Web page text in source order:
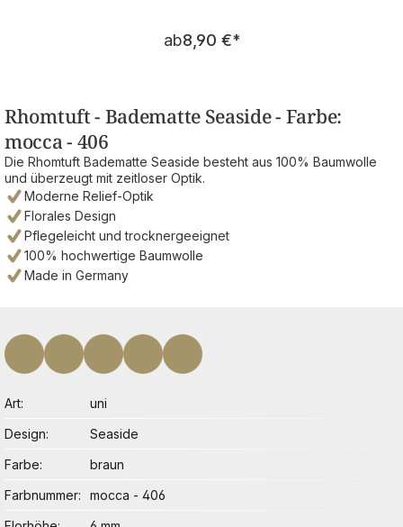
Regulärer Preis:
ab8,90 €*
Rhomtuft - Badematte Seaside - Farbe:
mocca - 406
Die Rhomtuft Badematte Seaside besteht aus 100% Baumwolle
und überzeugt mit zeitloser Optik.
Moderne Relief-Optik
Florales Design
Pflegeleicht und trocknergeeignet
100% hochwertige Baumwolle
Made in Germany
Art
uni
Design
Seaside
Farbe
braun
Farbnummer
mocca - 406